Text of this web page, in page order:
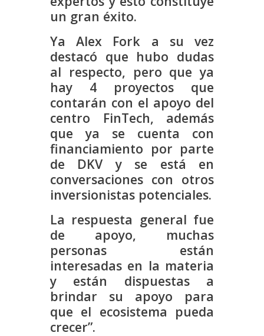
un gran éxito.
Ya Alex Fork a su vez
destacó que hubo dudas
al respecto, pero que ya
hay 4 proyectos que
contarán con el apoyo del
centro FinTech, además
que ya se cuenta con
financiamiento por parte
de DKV y se está en
conversaciones con otros
inversionistas potenciales.
La respuesta general fue
de apoyo, muchas
personas están
interesadas en la materia
y están dispuestas a
brindar su apoyo para
que el ecosistema pueda
crecer”.